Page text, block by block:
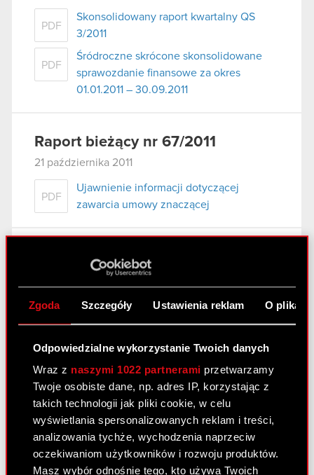
Zgoda Szczegóły Ustawienia reklam O
Odpowiedzialne wykorzystanie Twoich danych
Wraz z naszymi 1022 partnerami przetwarzamy
Twoje osobiste dane, np. adres IP, korzystając z
takich technologii jak pliki cookie, w celu
wyświetlania spersonalizowanych reklam i treści,
analizowania tychże, wychodzenia naprzeciw
oczekiwaniom użytkowników i rozwoju produktów.
Masz wybór odnośnie tego, kto używa Twoich
PDF
Skonsolidowany raport kwartalny QS
3/2011
PDF
Śródroczne skrócone skonsolidowane
sprawozdanie finansowe za okres
01.01.2011 – 30.09.2011
Raport bieżący nr 67/2011
21 października 2011
PDF
Ujawnienie informacji dotyczącej
zawarcia umowy znaczącej
Raport bieżący nr 66/2011
21 października 2011
PDF
Ujawnienie informacji dotyczącej umowy
Raport bieżący nr 66/2011
21 października 2011
PDF
Ujawnienie informacji dotyczącej umowy
znaczącej